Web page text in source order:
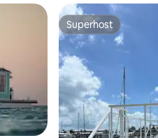
Superhost
Superhost